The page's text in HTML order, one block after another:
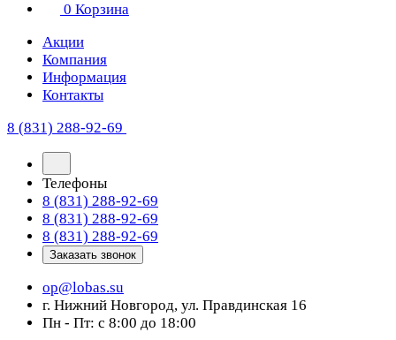
0 Корзина
Акции
Компания
Информация
Контакты
8 (831) 288-92-69
Телефоны
8 (831) 288-92-69
8 (831) 288-92-69
8 (831) 288-92-69
Заказать звонок
op@lobas.su
г. Нижний Новгород, ул. Правдинская 16
Пн - Пт: с 8:00 до 18:00